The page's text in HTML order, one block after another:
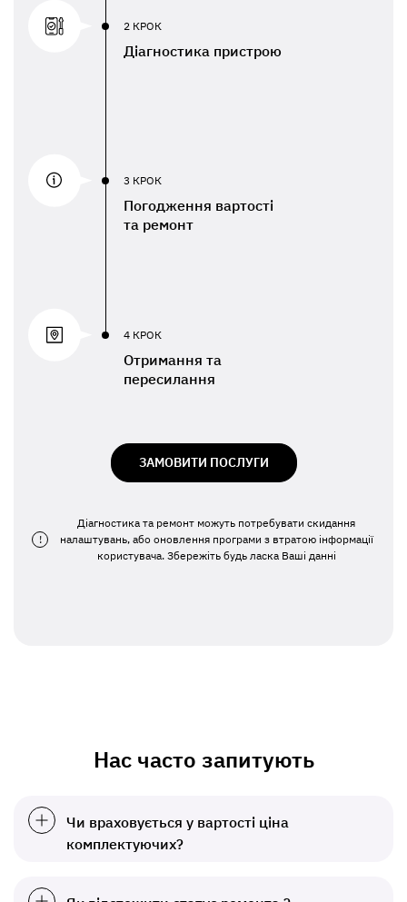
2 КРОК
Діагностика пристрою
3 КРОК
Погодження вартості
та ремонт
4 КРОК
Отримання та
пересилання
ЗАМОВИТИ ПОСЛУГИ
!
Діагностика та ремонт можуть потребувати скидання
налаштувань, або оновлення програми з втратою інформації
користувача. Збережіть будь ласка Ваші данні
Нас часто запитують
Чи враховується у вартості ціна
комплектуючих?